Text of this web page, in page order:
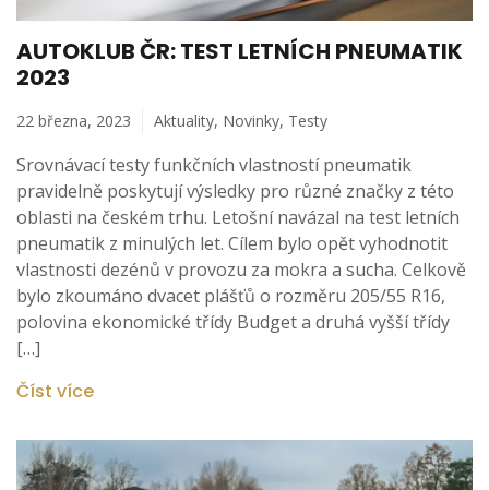
AUTOKLUB ČR: TEST LETNÍCH PNEUMATIK
2023
22 března, 2023 Aktuality, Novinky, Testy
Srovnávací testy funkčních vlastností pneumatik
pravidelně poskytují výsledky pro různé značky z této
oblasti na českém trhu. Letošní navázal na test letních
pneumatik z minulých let. Cílem bylo opět vyhodnotit
vlastnosti dezénů v provozu za mokra a sucha. Celkově
bylo zkoumáno dvacet plášťů o rozměru 205/55 R16,
polovina ekonomické třídy Budget a druhá vyšší třídy
[…]
Číst více